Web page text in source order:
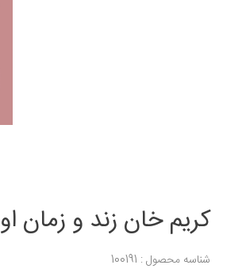
کریم خان زند و زمان او
شناسه محصول : 100191